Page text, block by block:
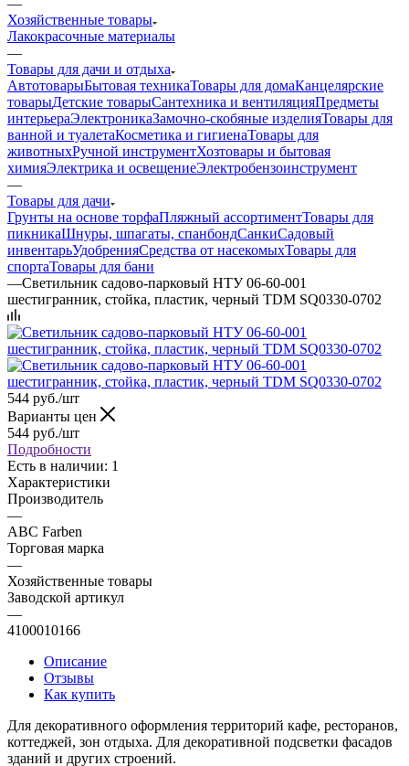
Хозяйственные товары
Лакокрасочные материалы
—
Товары для дачи и отдыха
АвтотоварыБытовая техникаТовары для домаКанцелярские
товарыДетские товарыСантехника и вентиляцияПредметы
интерьераЭлектроникаЗамочно-скобяные изделияТовары для
ванной и туалетаКосметика и гигиенаТовары для
животныхРучной инструментХозтовары и бытовая
химияЭлектрика и освещениеЭлектробензоинструмент
—
Товары для дачи
Грунты на основе торфаПляжный ассортиментТовары для
пикникаШнуры, шпагаты, спанбондСанкиСадовый
инвентарьУдобренияСредства от насекомыхТовары для
спортаТовары для бани
—Светильник садово-парковый НТУ 06-60-001
шестигранник, стойка, пластик, черный TDM SQ0330-0702
544 руб./шт
Варианты цен
544 руб./шт
Подробности
Есть в наличии: 1
Характеристики
Производитель
—
ABC Farben
Торговая марка
—
Хозяйственные товары
Заводской артикул
—
4100010166
Описание
Отзывы
Как купить
Для декоративного оформления территорий кафе, ресторанов,
коттеджей, зон отдыха. Для декоративной подсветки фасадов
зданий и других строений.